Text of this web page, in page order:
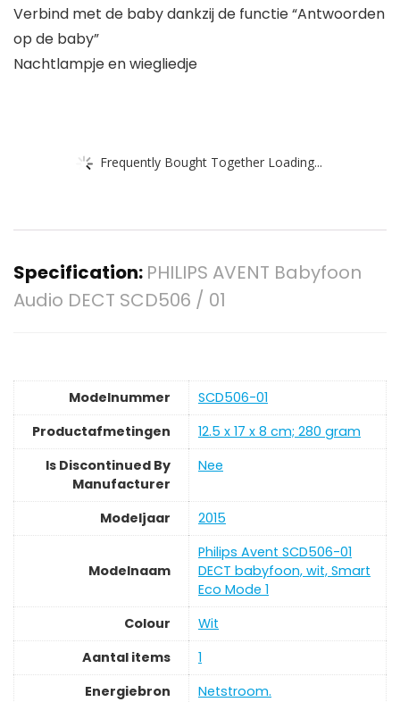
Verbind met de baby dankzij de functie “Antwoorden
op de baby”
Nachtlampje en wiegliedje
Frequently Bought Together Loading...
Specification: PHILIPS AVENT Babyfoon
Audio DECT SCD506 / 01
Modelnummer
‎SCD506-01
Productafmetingen
‎12.5 x 17 x 8 cm; 280 gram
Is Discontinued By
Manufacturer
‎Nee
Modeljaar ‎2015
Modelnaam
‎Philips Avent SCD506-01
DECT babyfoon, wit, Smart
Eco Mode 1
Colour
‎Wit
Aantal items
‎1
Energiebron
‎Netstroom.